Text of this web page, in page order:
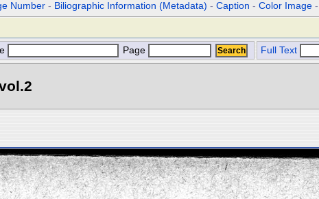
Number - Biliographic Information (Metadata) -Caption -Color Image
Page Full Text